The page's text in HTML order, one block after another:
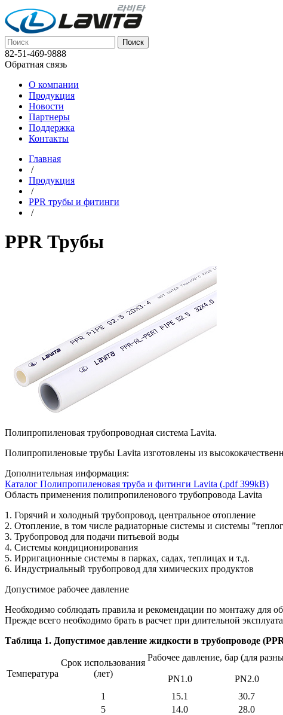
82-51-469-9888
Обратная связь
О компании
Продукция
Новости
Партнеры
Поддержка
Контакты
Главная
/
Продукция
/
PPR трубы и фитинги
/
PPR Трубы
Полипропиленовая трубопроводная система Lavita.
Полипропиленовые трубы Lavita изготовлены из
Дополнительная информация:
Каталог Полипропиленовая труба и фитинги Lavita (.pdf399kB)
Область применения полипропиленового трубопровода Lavita
1. Горячий и холодный трубопровод, центральное отопление
2. Отопление, в том числе радиаторные системы и системы
3. Трубопровод для подачи питьевой воды
4. Системы кондиционирования
5. Ирригационные системы в парках, садах, теплицах и т.д.
6. Индустриальный трубопровод для химических продуктов
Допустимое рабочее давление
Необходимо соблюдать правила и рекомендации по монтажу для
Прежде всего необходимо брать в расчет при длительной
Таблица 1. Допустимое давление жидкости в трубопроводе
Температура
Срок использования
(лет)
Рабочее давление, бар (для
PN1.0 PN2.0
1 15.1 30.7
5
14.0 28.0